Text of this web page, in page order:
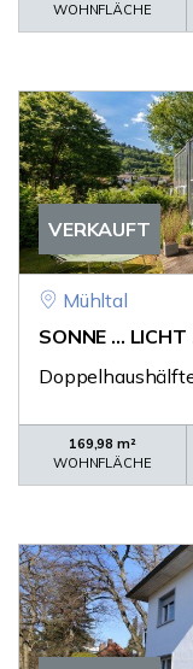
WOHNFLÄCHE
VERKAUFT
Mühltal
SONNE ... LICHT
169,98 m²
WOHNFLÄCHE